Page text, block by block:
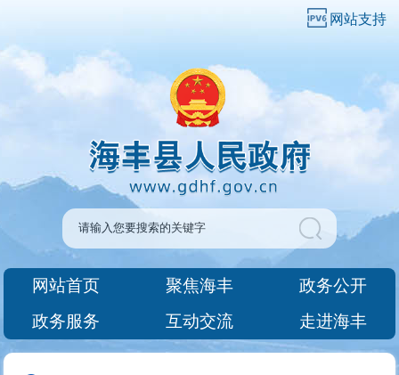
网站支持
网站首页 聚焦海丰
政务公开
政务服务
互动交流 走进海丰